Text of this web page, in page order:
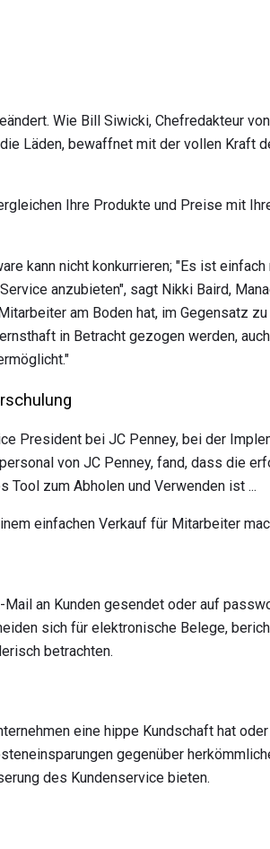
Wie Bill Siwicki, Chefredakteur
Läden, bewaffnet mit der vollen Kraft
Ihre Produkte und Preise mit
kann nicht konkurrieren; "Es ist
anzubieten", sagt Nikki Baird,
am Boden hat, im Gegensatz
in Betracht gezogen werden,
President bei JC Penney, bei der
von JC Penney, fand, dass die
Tool zum Abholen und Verwenden ist ...
einfachen Verkauf für Mitarbeiter
Mail an Kunden gesendet oder auf
sich für elektronische Belege,
betrachten.
eine hippe Kundschaft hat
gegenüber
des Kundenservice bieten.